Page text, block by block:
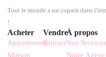
Tout le monde a un copain dans
!
Acheter
Appartement
Maison
Vendre
Estimer
À propos
Nos Services
Notre